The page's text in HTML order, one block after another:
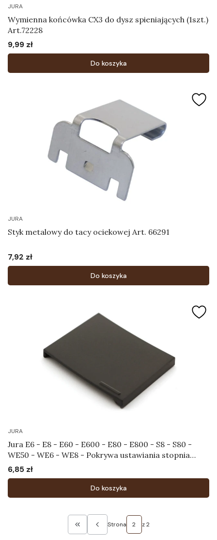
JURA
Wymienna końcówka CX3 do dysz spieniających (1szt.)
Art.72228
Cena
9,99 zł
Do koszyka
JURA
Styk metalowy do tacy ociekowej Art. 66291
Cena
7,92 zł
Do koszyka
JURA
Jura E6 - E8 - E60 - E600 - E80 - E800 - S8 - S80 -
WE50 - WE6 - WE8 - Pokrywa ustawiania stopnia
zmielenia Art.72499
Cena
6,85 zł
Do koszyka
Wróć do pierwszej strony z produktami
Strona z 2